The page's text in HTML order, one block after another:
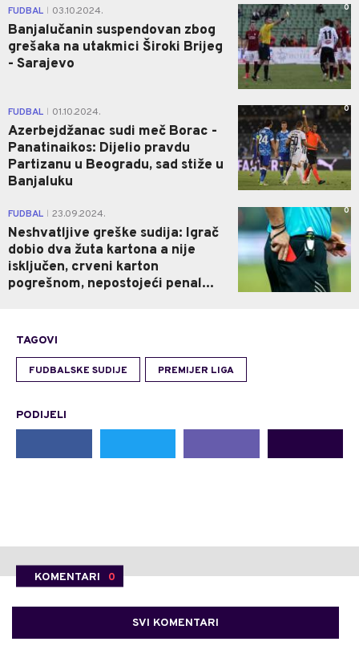
FUDBAL 03.10.2024.
Banjalučanin suspendovan zbog
grešaka na utakmici Široki Brijeg
- Sarajevo
0
FUDBAL 01.10.2024.
Azerbejdžanac sudi meč Borac -
Panatinaikos: Dijelio pravdu
Partizanu u Beogradu, sad stiže u
Banjaluku
0
FUDBAL 23.09.2024.
Neshvatljive greške sudija: Igrač
dobio dva žuta kartona a nije
isključen, crveni karton
pogrešnom, nepostojeći penal...
0
TAGOVI
FUDBALSKE SUDIJE PREMIJER LIGA
PODIJELI
KOMENTARI 0
SVI KOMENTARI